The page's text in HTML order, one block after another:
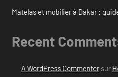
Matelas et mobilier à Dakar :
Recent
A WordPress Commentersur